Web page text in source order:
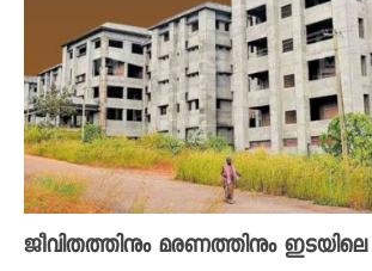
ജീവിതത്തിനും മരണത്തിനും ഇടയിലെ